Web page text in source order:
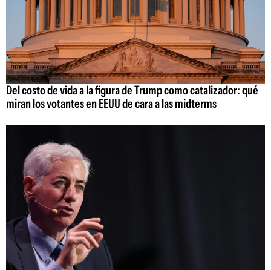
Del costo de vida a la figura de Trump como catalizador: qué
miran los votantes en EEUU de cara a las midterms